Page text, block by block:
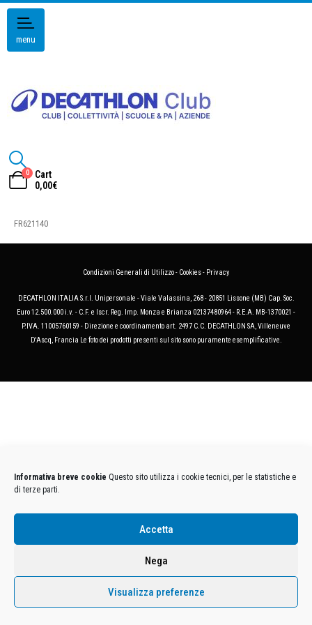
Informativa breve cookie Questo sito utilizza i cookie tecnici, per le statistiche e
di terze parti.
Accetta
Nega
Visualizza preferenze
menu
0
Cart
0,00€
FR621140
Condizioni Generali di Utilizzo- Cookies- Privacy
DECATHLON ITALIA S.r.l. Unipersonale - Viale Valassina, 268 - 20851 Lissone (MB) Cap. Soc.
Euro 12.500.000 i.v. - C.F. e Iscr. Reg. Imp. Monza e Brianza 02137480964 - R.E.A. MB-1370021 -
P.IVA. 11005760159 - Direzione e coordinamento art. 2497 C.C. DECATHLON SA, Villeneuve
D'Ascq, Francia Le foto dei prodotti presenti sul sito sono puramente esemplificative.